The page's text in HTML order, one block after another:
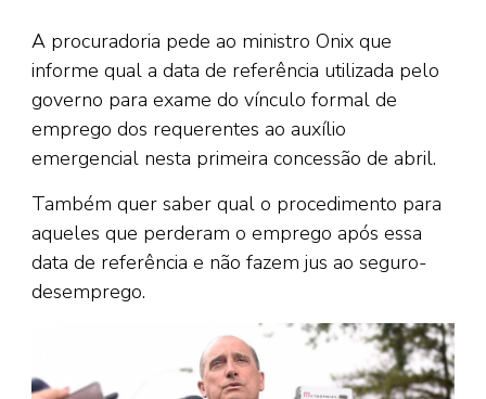
A procuradoria pede ao ministro Onix que
informe qual a data de referência utilizada pelo
governo para exame do vínculo formal de
emprego dos requerentes ao auxílio
emergencial nesta primeira concessão de abril.
Também quer saber qual o procedimento para
aqueles que perderam o emprego após essa
data de referência e não fazem jus ao seguro-
desemprego.